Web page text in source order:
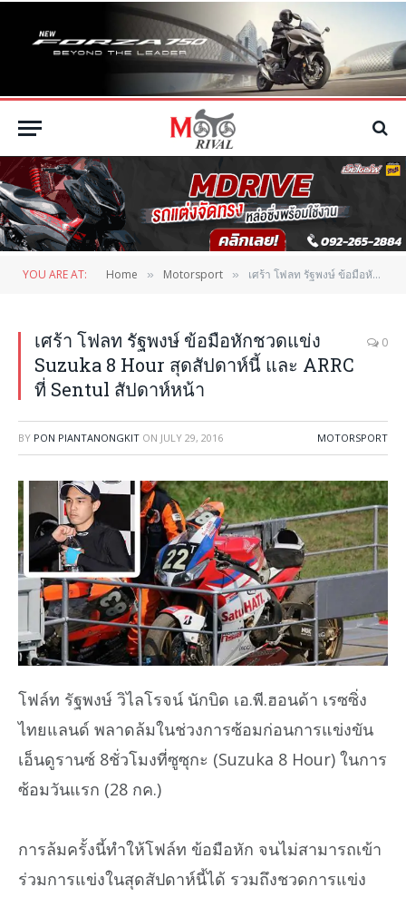
YOU ARE AT: Home » Motorsport » เศร้า โฟลท รัฐพงษ์ ข้อมือหักชวดแข่ง Suzuka 8 Hour สุดสัปดาห์นี้ และ ARRC ที่ Sentul สัปดาห์หน้า
เศร้า โฟลท รัฐพงษ์ ข้อมือหักชวดแข่ง
Suzuka 8 Hour สุดสัปดาห์นี้ และ ARRC
ที่ Sentul สัปดาห์หน้า
0
BY PON PIANTANONGKIT ON JULY 29, 2016 MOTORSPORT
โฟล์ท รัฐพงษ์ วิไลโรจน์ นักบิด เอ.พี.ฮอนด้า เรซซิ่ง
ไทยแลนด์ พลาดล้มในช่วงการซ้อมก่อนการแข่งขัน
เอ็นดูรานซ์ 8ชั่วโมงที่ซูซุกะ (Suzuka 8 Hour) ในการ
ซ้อมวันแรก (28 กค.)
การล้มครั้งนี้ทำให้โฟล์ท ข้อมือหัก จนไม่สามารถเข้า
ร่วมการแข่งในสุดสัปดาห์นี้ได้ รวมถึงชวดการแข่ง